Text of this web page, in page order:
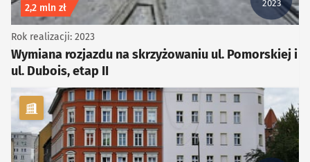
2023
Koszt inwestycji
2,2 mln zł
Wymiana rozjazdu na skrzyżowaniu ul. Pomorskiej i
ul. Dubois, etap II
Rok realizacji: 2023
kategoria Infrastruktura